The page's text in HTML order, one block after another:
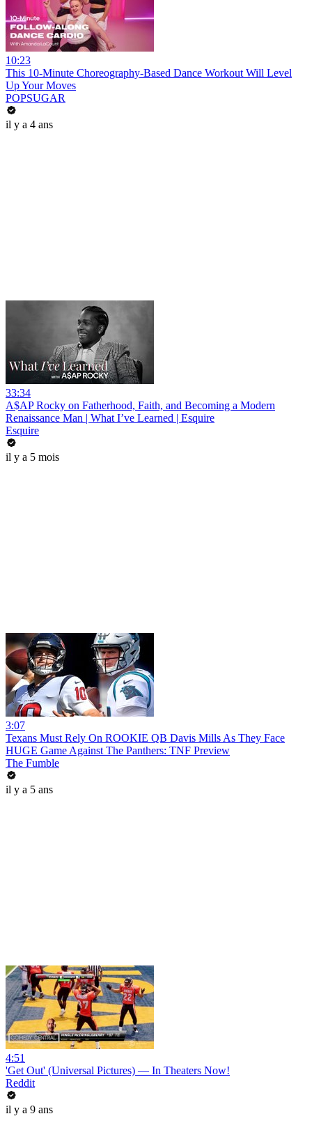
10:23
This 10-Minute Choreography-Based Dance Workout Will Level
Up Your Moves
POPSUGAR
il y a 4 ans
33:34
A$AP Rocky on Fatherhood, Faith, and Becoming a Modern
Renaissance Man | What I’ve Learned | Esquire
Esquire
il y a 5 mois
3:07
Texans Must Rely On ROOKIE QB Davis Mills As They Face
HUGE Game Against The Panthers: TNF Preview
The Fumble
il y a 5 ans
4:51
'Get Out' (Universal Pictures) — In Theaters Now!
Reddit
il y a 9 ans